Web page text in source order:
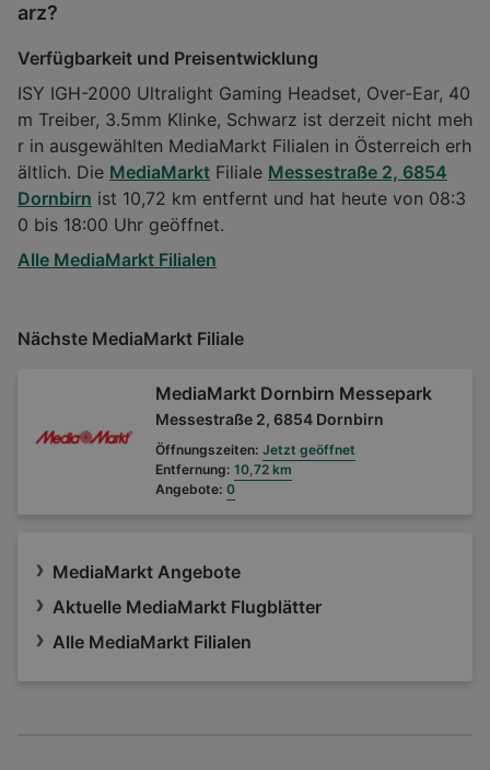
arz?
Verfügbarkeit und Preisentwicklung
ISY IGH-2000 Ultralight Gaming Headset, Over-Ear, 40
m Treiber, 3.5mm Klinke, Schwarz ist derzeit nicht meh
r in ausgewählten MediaMarkt Filialen in Österreich erh
ältlich. Die MediaMarkt Filiale Messestraße 2, 6854
Dornbirn ist 10,72 km entfernt und hat heute von 08:3
0 bis 18:00 Uhr geöffnet.
Alle MediaMarkt Filialen
Nächste MediaMarkt Filiale
MediaMarkt Dornbirn Messepark
Messestraße 2, 6854 Dornbirn
Öffnungszeiten: Jetzt geöffnet
Entfernung: 10,72 km
Angebote: 0
MediaMarkt Angebote
Aktuelle MediaMarkt Flugblätter
Alle MediaMarkt Filialen